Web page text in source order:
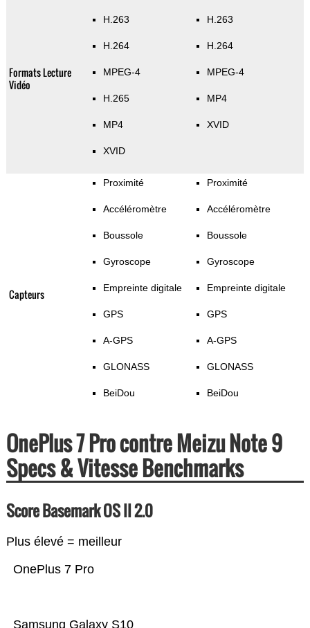
Formats Lecture
Vidéo
H.263
H.264
MPEG-4
H.265
MP4
XVID
H.263
H.264
MPEG-4
MP4
XVID
Capteurs
Proximité
Accéléromètre
Boussole
Gyroscope
Empreinte digitale
GPS
A-GPS
GLONASS
BeiDou
Proximité
Accéléromètre
Boussole
Gyroscope
Empreinte digitale
GPS
A-GPS
GLONASS
BeiDou
OnePlus 7 Pro contre Meizu Note 9
Specs & Vitesse Benchmarks
Score Basemark OS II 2.0
Plus élevé = meilleur
Samsung Galaxy S10
OnePlus 7 Pro